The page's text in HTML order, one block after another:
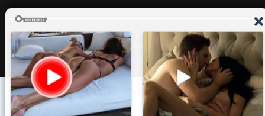
© 2021 - 2026 mp3-knigi-audio.com Все права защищены